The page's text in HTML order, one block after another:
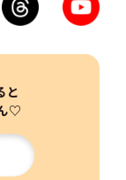
と
♡